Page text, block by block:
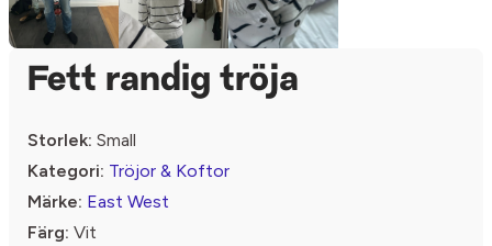
Fett randig tröja
Storlek: Small
Kategori: Tröjor & Koftor
Märke: East West
Färg: Vit